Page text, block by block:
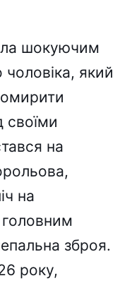
шокуючим
який
своїми
на
на
зброя.
року,